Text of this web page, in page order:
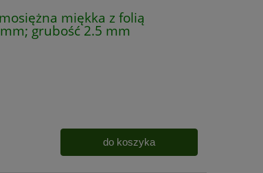
miękka z folią
grubość 2.5 mm
do koszyka